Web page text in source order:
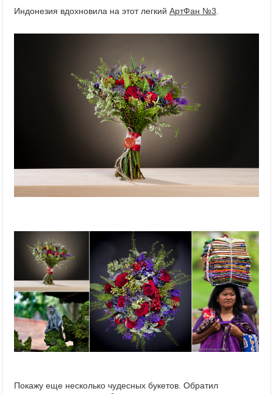
Индонезия вдохновила на этот легкий АртФан №3
Покажу еще несколько чудесных букетов. Обратил